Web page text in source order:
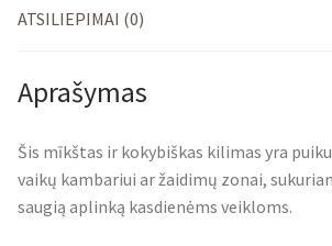
ATSILIEPIMAI (0)
Aprašymas
Šis mīkštas ir kokybiškas kilimas yra
vaikų kambariui ar žaidimų zonai,
saugią aplinką kasdienėms veikloms.